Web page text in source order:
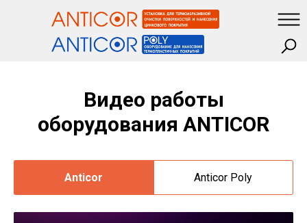
Видео работы
оборудования ANTICOR
Anticor Anticor Poly